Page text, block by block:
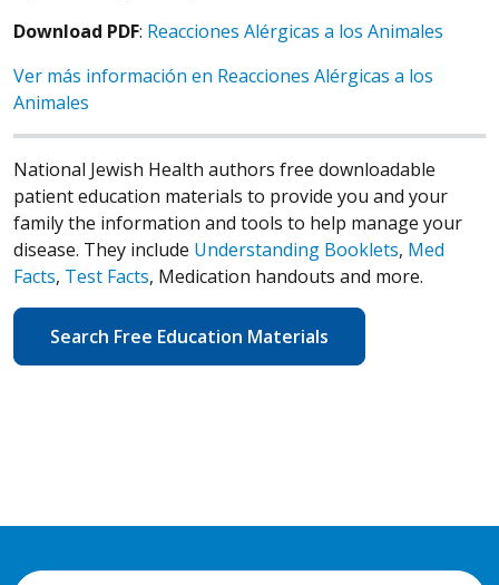
Download PDF: Reacciones Alérgicas a los Animales
Ver más información en Reacciones Alérgicas a los
Animales
National Jewish Health authors free downloadable
patient education materials to provide you and your
family the information and tools to help manage your
disease. They include Understanding Booklets, Med
Facts, Test Facts, Medication handouts and more.
Search Free Education Materials